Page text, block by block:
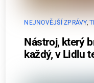
NEJNOVĚJŠÍ ZPRÁVY,
Nástroj, který
každý, v Lidlu